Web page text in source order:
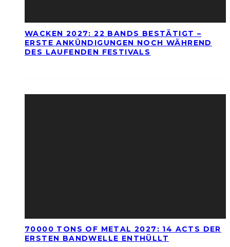
WACKEN 2027: 22 BANDS BESTÄTIGT –
ERSTE ANKÜNDIGUNGEN NOCH WÄHREND
DES LAUFENDEN FESTIVALS
70000 TONS OF METAL 2027: 14 ACTS DER
ERSTEN BANDWELLE ENTHÜLLT